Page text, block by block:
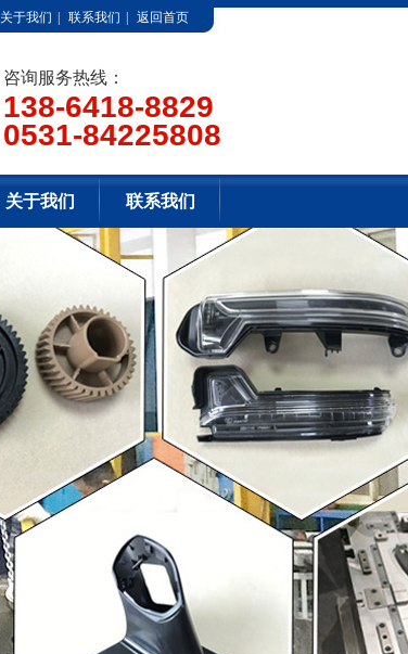
关于我们 联系我们 返回首页
咨询服务热线：
138-6418-8829
0531-84225808
关于我们 联系我们